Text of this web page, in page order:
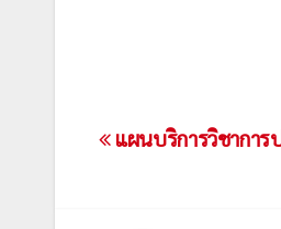
เมนู
แผนบริการวิชากา